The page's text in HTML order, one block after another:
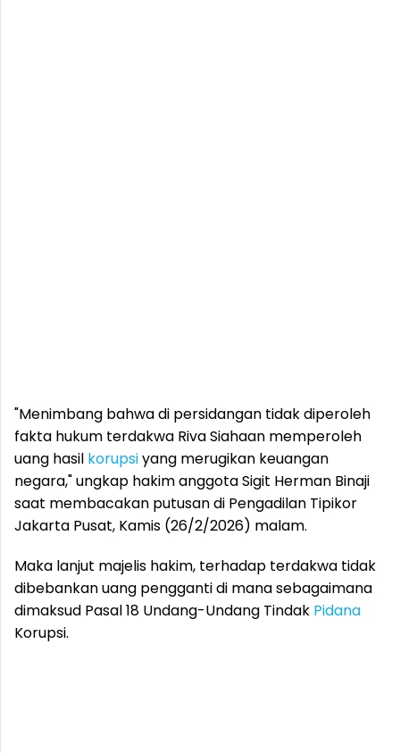
"Menimbang bahwa di persidangan tidak diperoleh
fakta hukum terdakwa Riva Siahaan memperoleh
uang hasil korupsiyang merugikan keuangan
negara," ungkap hakim anggota Sigit Herman Binaji
saat membacakan putusan di Pengadilan Tipikor
Jakarta Pusat, Kamis (26/2/2026) malam.
Maka lanjut majelis hakim, terhadap terdakwa tidak
dibebankan uang pengganti di mana sebagaimana
dimaksud Pasal 18 Undang-Undang Tindak Pidana
Korupsi.